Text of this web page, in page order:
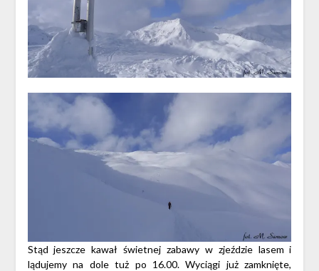
Stąd jeszcze kawał świetnej zabawy w zjeździe lasem i
lądujemy na dole tuż po 16.00. Wyciągi już zamknięte,